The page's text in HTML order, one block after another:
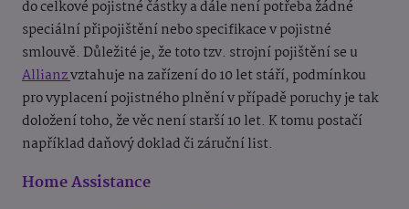
do celkové pojistné částky a dále není potřeba žádné
speciální připojištění nebo specifikace v pojistné
smlouvě. Důležité je, že toto tzv. strojní pojištění se u
Allianzvztahuje na zařízení do 10 let stáří, podmínkou
pro vyplacení pojistného plnění v případě poruchy je tak
doložení toho, že věc není starší 10 let. K tomu postačí
například daňový doklad či záruční list.
Home Assistance